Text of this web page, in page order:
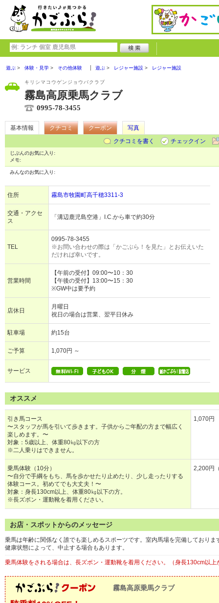
遊ぶ 体験・見学 その他体験 遊ぶ レジャー施設 レジャー施設
キリシマコウゲンジョウバクラブ
霧島高原乗馬クラブ
0995-78-3455
基本情報 クチコミ クーポン
写真
クチコミを書く
チェックイン
じぶんのお気に入り:
メモ:
みんなのお気に入り:
住所 霧島市牧園町高千穂3311-3
交通・アクセ
ス
「溝辺鹿児島空港」I.C.から車で約30分
TEL
0995-78-3455
※お問い合わせの際は「かごぶら！を見た」とお伝えいた
だければ幸いです。
営業時間
【午前の受付】09:00〜10：30
【午後の受付】13:00〜15：30
※GW中は要予約
店休日
月曜日
祝日の場合は営業、翌平日休み
駐車場 約15台
ご予算 1,070円 ～
サービス
オススメ
引き馬コース
〜スタッフが馬を引いて歩きます。子供からご年配の方まで幅広く
楽しめます。〜
対象：5歳以上、体重80㎏以下の方
※二人乗りはできません。
1,070円
乗馬体験（10分）
〜自分で手綱をもち、馬を歩かせたり止めたり、少し走ったりする
体験コース。初めてでも大丈夫！〜
対象：身長130cm以上、体重80㎏以下の方。
※長ズボン・運動靴を着用ください。
2,200円
お店・スポットからのメッセージ
乗馬は年齢に関係なく誰でも楽しめるスポーツです。室内馬場を完備しており
健康状態によって、中止する場合もあります。
乗馬体験をされる場合は、長ズボン・運動靴を着用ください。（身長130cm以上
霧島高原乗馬クラブ